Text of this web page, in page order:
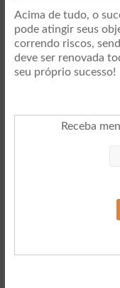
Acima de tudo, o
pode atingir seus
correndo riscos,
deve ser renovada
seu próprio sucesso!
Receba